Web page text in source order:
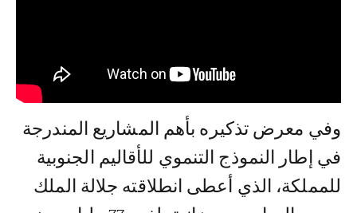
وفي معرض تذكيره بأهم المشاريع المندرجة
في إطار النموذج التنموي للأقاليم الجنوبية
للمملكة، الذي أعطى انطلاقته جلالة الملك